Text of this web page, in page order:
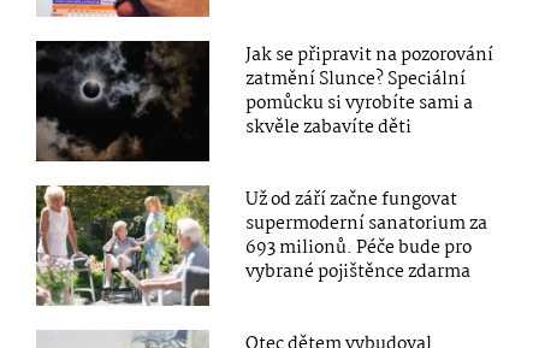
Jak se připravit na pozorování
zatmění Slunce? Speciální
pomůcku si vyrobíte sami a
skvěle zabavíte děti
Už od září začne fungovat
supermoderní sanatorium za
693 milionů. Péče bude pro
vybrané pojištěnce zdarma